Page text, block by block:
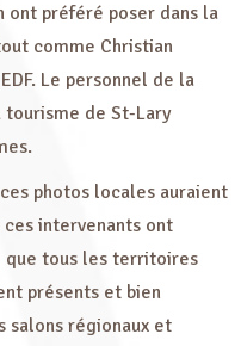
ont préféré poser dans la
comme Christian
Le personnel de la
de St-Lary
photos locales auraient
intervenants ont
que tous les territoires
présents et bien
salons régionaux et